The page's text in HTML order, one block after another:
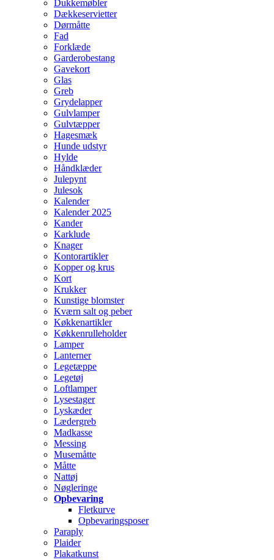
Dukkemøbler
Dækkeservietter
Dørmåtte
Fad
Forklæde
Garderobestang
Gavekort
Glas
Greb
Grydelapper
Gulvlamper
Gulvtæpper
Hagesmæk
Hunde udstyr
Hylde
Håndklæder
Julepynt
Julesok
Kalender
Kalender 2025
Kander
Karklude
Knager
Kontorartikler
Kopper og krus
Kort
Krukker
Kunstige blomster
Kværn salt og peber
Køkkenartikler
Køkkenrulleholder
Lamper
Lanterner
Legetæppe
Legetøj
Loftlamper
Lysestager
Lyskæder
Lædergreb
Madkasse
Messing
Musemåtte
Måtte
Nattøj
Nøgleringe
Opbevaring
Fletkurve
Opbevaringsposer
Paraply
Plaider
Plakatkunst